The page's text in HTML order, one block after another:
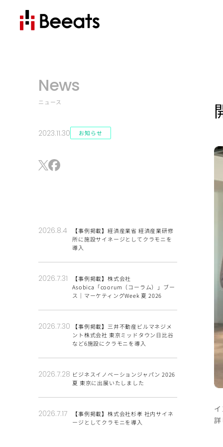
News
ニュース
2023.11.30 お知らせ
2026.8.4
【事例掲載】​経済産業省 経済産業研修
所に施設サイネージとしてクラモニを
導入
2026.7.31
【事例掲載】株式会社
Asobica「coorum（コーラム）」ブー
ス｜マーケティングWeek 夏 2026
2026.7.30
【事例掲載】​三井不動産ビルマネジメ
ント株式会社 東京ミッドタウン日比谷
など6施設にクラモニを導入
2026.7.28 ビジネスイノベーションジャパン 2026
夏 東京に出展いたしました
2026.7.17
【事例掲載】​株式会社杉孝 社内サイネ
ージとしてクラモニを導入
詳